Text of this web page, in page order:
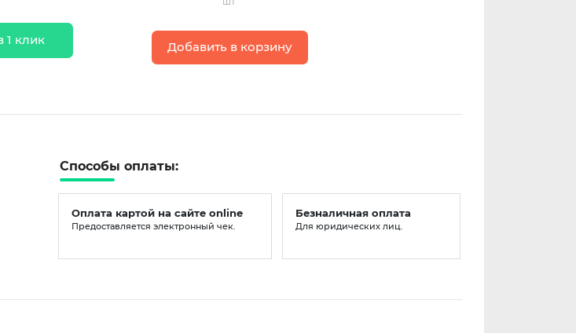
1 клик
Добавить в корзину
Способы оплаты:
Оплата картой на сайте online
Предоставляется электронный чек.
Безналичная оплата
Для юридических лиц.